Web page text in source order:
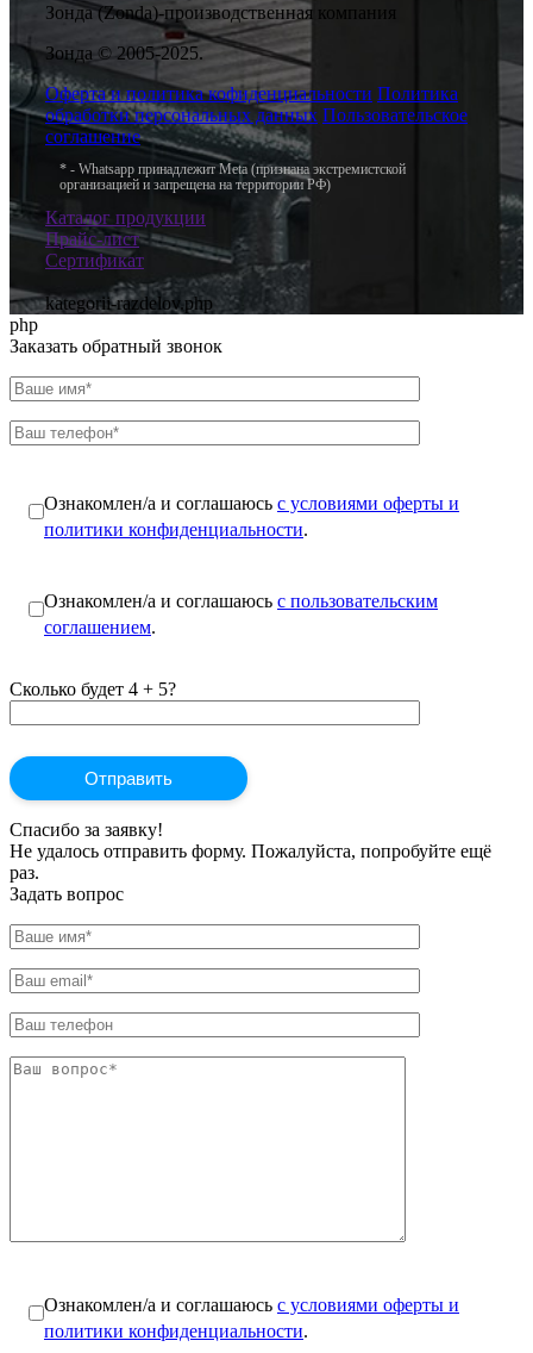
Зонда (Zonda)-производственная компания
Зонда © 2005-2025.
Оферта и политика кофиденциальности Политика
обработки персональных данных Пользовательское
соглашение
* - Whatsapp принадлежит Meta (признана экстремистской
организацией и запрещена на территории РФ)
Каталог продукции
Прайс-лист
Сертификат
kategorii-razdelov.php
php
Заказать обратный звонок
Ознакомлен/а и соглашаюсь с условиями оферты и
политики конфиденциальности.
Ознакомлен/а и соглашаюсь с пользовательским
соглашением.
Сколько будет 4 + 5?
Спасибо за заявку!
Не удалось отправить форму. Пожалуйста, попробуйте ещё
раз.
Задать вопрос
Ознакомлен/а и соглашаюсь с условиями оферты и
политики конфиденциальности.